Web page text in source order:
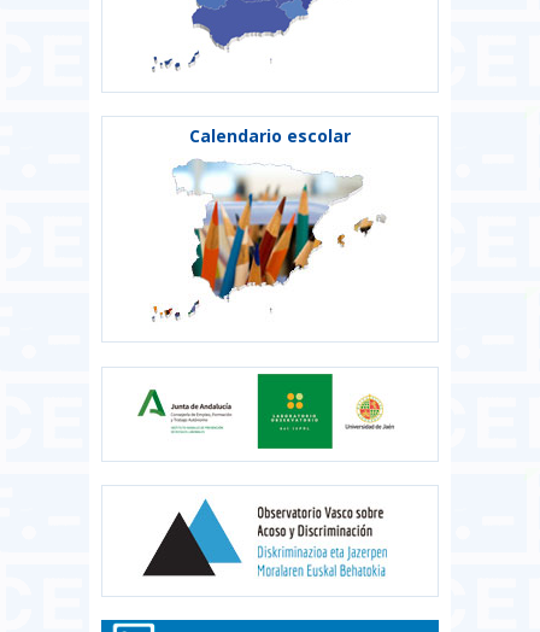
Calendario escolar